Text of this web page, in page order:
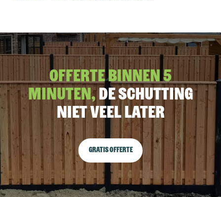
Offerte binnen 5
minuten,De schutting
niet veel later
Gratis offerte